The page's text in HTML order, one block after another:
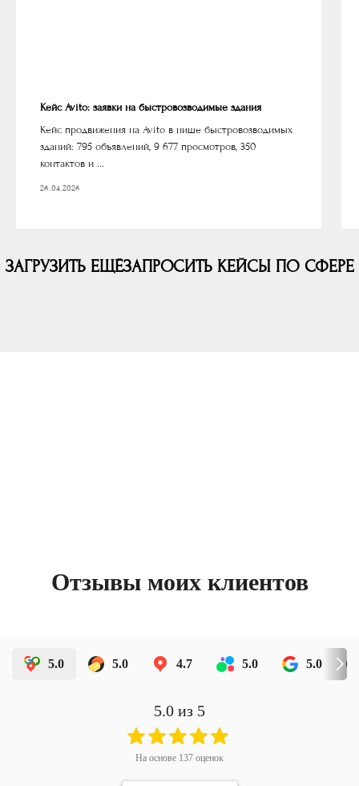
Кейс Avito: заявки на быстровозводимые здания
Кейс продвижения на Avito в нише быстровозводимых
зданий: 795 объявлений, 9 677 просмотров, 350
контактов и ...
26.04.2026
ЗАГРУЗИТЬ ЕЩЁЗАПРОСИТЬ КЕЙСЫ ПО СФЕРЕ
Отзывы моих клиентов
5.0 5.0 4.7 5.0 5.0
5.0 из 5
На основе 137 оценок